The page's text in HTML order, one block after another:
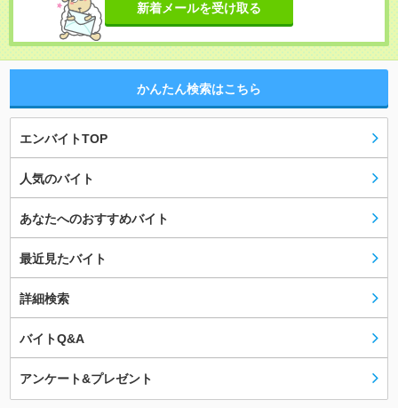
新着メールを受け取る
かんたん検索はこちら
エンバイトTOP
人気のバイト
あなたへのおすすめバイト
最近見たバイト
詳細検索
バイトQ&A
アンケート&プレゼント